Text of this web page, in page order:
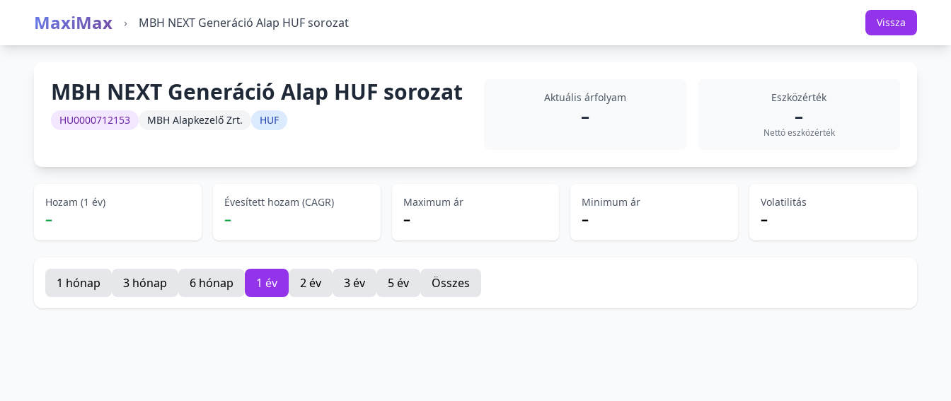
MaxiMax › MBH NEXT Generáció Alap HUF sorozat Vissza
MBH NEXT Generáció Alap HUF sorozat
HU0000712153 MBH Alapkezelő Zrt. HUF
Aktuális árfolyam
–
Eszközérték
–
Nettó eszközérték
Hozam (1 év)
–
Évesített hozam (CAGR)
–
Maximum ár
–
Minimum ár
–
Volatilitás
–
1 hónap 3 hónap 6 hónap 1 év 2 év 3 év 5 év Összes